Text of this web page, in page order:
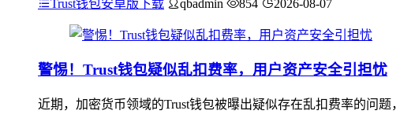
Trust钱包安卓版下载 qbadmin 854 2026-08-07
警惕！Trust钱包疑似乱扣费率，用户资产安全引担忧
近期，加密货币领域的Trust钱包被曝出疑似存在乱扣费率的问